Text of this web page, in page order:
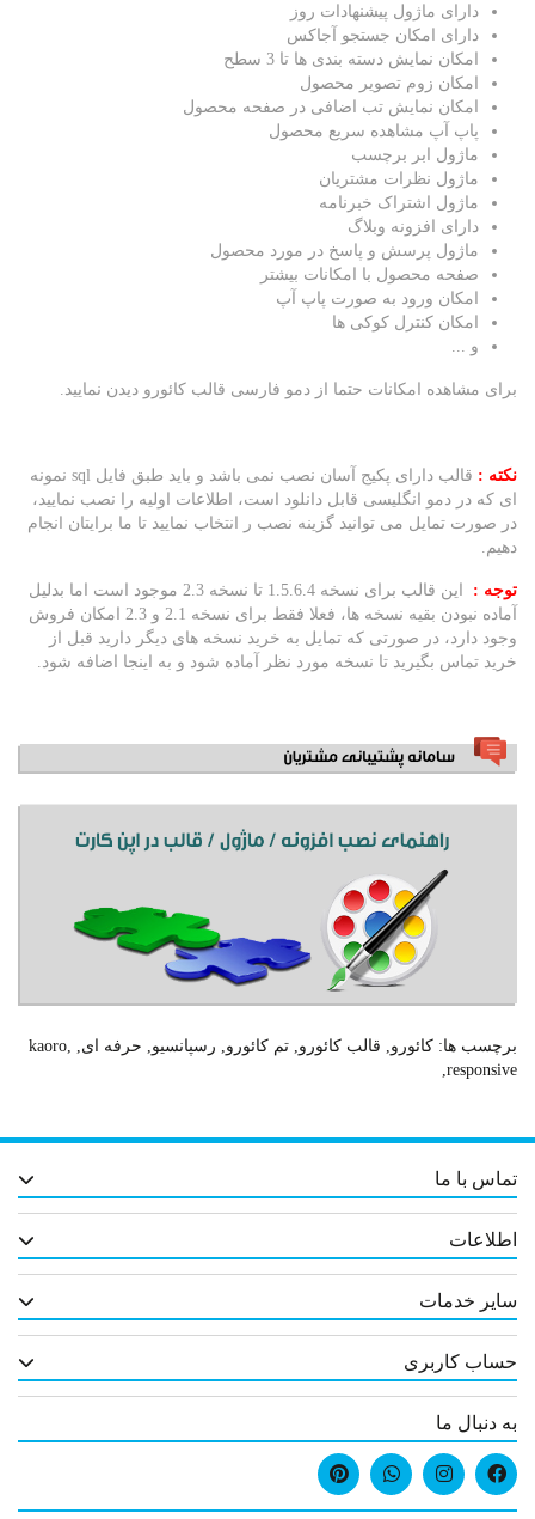
دارای ماژول پیشنهادات روز
دارای امکان جستجو آجاکس
امکان نمایش دسته بندی ها تا 3 سطح
امکان زوم تصویر محصول
امکان نمایش تب اضافی در صفحه محصول
پاپ آپ مشاهده سریع محصول
ماژول ابر برچسب
ماژول نظرات مشتریان
ماژول اشتراک خبرنامه
دارای افزونه وبلاگ
ماژول پرسش و پاسخ در مورد محصول
صفحه محصول با امکانات بیشتر
امکان ورود به صورت پاپ آپ
امکان کنترل کوکی ها
و ...
برای مشاهده امکانات حتما از دمو فارسی قالب کائورو دیدن نمایید.
نکته :
قالب دارای پکیج آسان نصب نمی باشد و باید طبق فایل sql نمونه
ای که در دمو انگلیسی قابل دانلود است، اطلاعات اولیه را نصب نمایید،
در صورت تمایل می توانید گزینه نصب ر انتخاب نمایید تا ما برایتان انجام
دهیم.
توجه :
این قالب برای نسخه 1.5.6.4 تا نسخه 2.3 موجود است اما بدلیل
آماده نبودن بقیه نسخه ها، فعلا فقط برای نسخه 2.1 و 2.3 امکان فروش
وجود دارد، در صورتی که تمایل به خرید نسخه های دیگر دارید قبل از
خرید تماس بگیرید تا نسخه مورد نظر آماده شود و به اینجا اضافه شود.
برچسب ها: کائورو, قالب کائورو, تم کائورو, رسپانسیو, حرفه ای,
kaoro,
responsive
,
تماس با ما
اطلاعات
سایر خدمات
حساب کاربری
به دنبال ما